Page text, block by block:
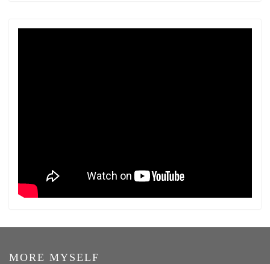
MORE MYSELF